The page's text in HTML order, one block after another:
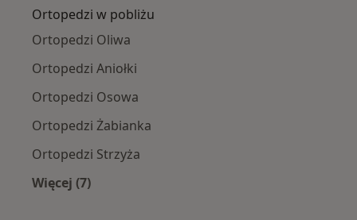
Ortopedzi w pobliżu
Ortopedzi Oliwa
Ortopedzi Aniołki
Ortopedzi Osowa
Ortopedzi Żabianka
Ortopedzi Strzyża
Więcej (7)